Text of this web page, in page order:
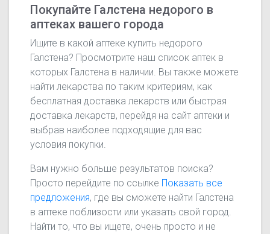
Покупайте Галстена недорого в
аптеках вашего города
Ищите в какой аптеке купить недорого
Галстена? Просмотрите наш список аптек в
которых Галстена в наличии. Вы также можете
найти лекарства по таким критериям, как
бесплатная доставка лекарств или быстрая
доставка лекарств, перейдя на сайт аптеки и
выбрав наиболее подходящие для вас
условия покупки.
Вам нужно больше результатов поиска?
Просто перейдите по ссылке Показать все
предложения, где вы сможете найти Галстена
в аптеке поблизости или указать свой город.
Найти то, что вы ищете, очень просто и не